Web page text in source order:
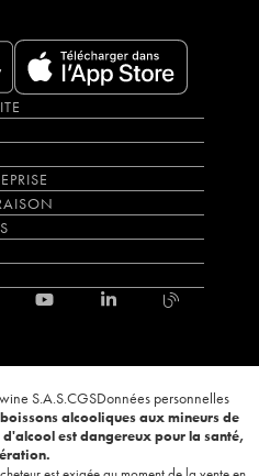
S.A.S.CGSDonnées personnelles
alcooliques aux mineurs de
est dangereux pour la santé,